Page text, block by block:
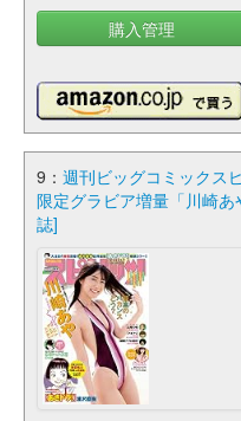
購入管理
9： 週刊ビッグコミックス
限定グラビア増量「川崎
誌]